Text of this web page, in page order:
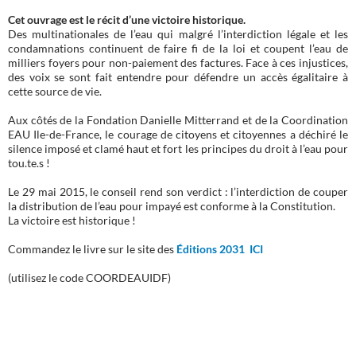
Cet ouvrage est le récit d’une victoire historique.
Des multinationales de l’eau qui malgré l’interdiction légale et les
condamnations continuent de faire fi de la loi et coupent l’eau de
milliers foyers pour non-paiement des factures. Face à ces injustices,
des voix se sont fait entendre pour défendre un accès égalitaire à
cette source de vie.
Aux côtés de la Fondation Danielle Mitterrand et de la Coordination
EAU Ile-de-France, le courage de citoyens et citoyennes a déchiré le
silence imposé et clamé haut et fort les principes du droit à l’eau pour
tou.te.s !
Le 29 mai 2015, le conseil rend son verdict : l’interdiction de couper
la distribution de l’eau pour impayé est conforme à la Constitution.
La victoire est historique !
Commandez le livre sur le site des Éditions 2031 ICI
(utilisez le code COORDEAUIDF)